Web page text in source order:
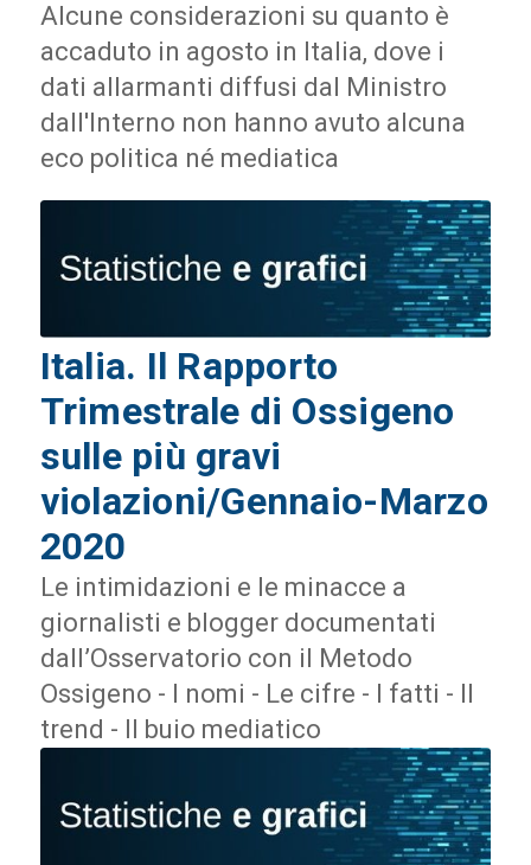
Alcune considerazioni su quanto è
accaduto in agosto in Italia, dove i
dati allarmanti diffusi dal Ministro
dall'Interno non hanno avuto alcuna
eco politica né mediatica
Italia. Il Rapporto
Trimestrale di Ossigeno
sulle più gravi
violazioni/Gennaio-Marzo
2020
Le intimidazioni e le minacce a
giornalisti e blogger documentati
dall’Osservatorio con il Metodo
Ossigeno - I nomi - Le cifre - I fatti - Il
trend - Il buio mediatico